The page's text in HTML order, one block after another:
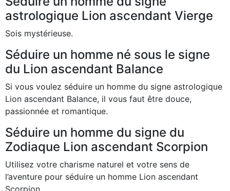
astrologique Lion ascendant Vierge
Sois mystérieuse.
Séduire un homme né sous le signe
du Lion ascendant Balance
Si vous voulez séduire un homme du signe astrologique
Lion ascendant Balance, il vous faut être douce,
passionnée et romantique.
Séduire un homme du signe du
Zodiaque Lion ascendant Scorpion
Utilisez votre charisme naturel et votre sens de
l’aventure pour séduire un homme Lion ascendant
Scorpion.